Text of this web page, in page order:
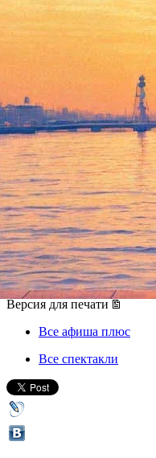
Ёлка и
Дворцовой
20 июля 2014, воскресенье
Версия для печати
Все афиша плюс
Все спектакли